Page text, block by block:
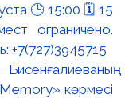
🕒 15:00 🗓 15
ограничено.
+7(727)3945715